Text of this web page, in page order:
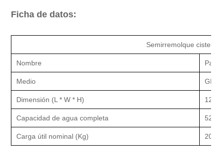
Ficha de datos:
Semirremolque
Nombre
Medio GNL
Dimensión (L * W * H)
Capacidad de agua completa
Carga útil nominal (Kg)